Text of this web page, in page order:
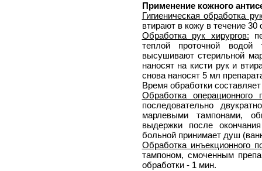
Применение кожного
Гигиеническая обработка
втирают в кожу в течение 30
Обработка рук хирургов:
теплой проточной
высушивают стерильной
наносят на кисти рук и
снова наносят 5 мл
Время обработки
Обработка
последовательно
марлевыми тампонами,
выдержки после
больной принимает душ
Обработка инъекционного
тампоном, смоченным
обработки - 1 мин.